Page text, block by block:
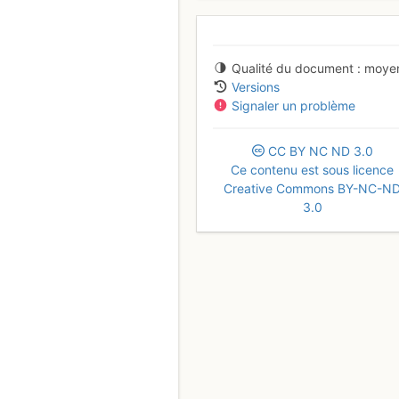
Qualité du document
Versions
Signaler un problème
CC BY NC ND 3.0
Ce contenu est sous licence
Creative Commons BY-NC-
3.0